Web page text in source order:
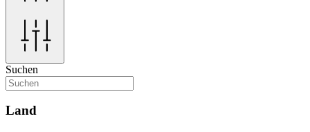
Suchen
Land